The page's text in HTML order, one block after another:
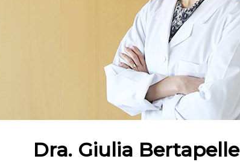
Dra. Giulia Bertapelle